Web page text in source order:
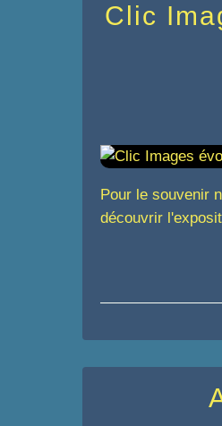
Clic
Pour le souvenir
découvrir